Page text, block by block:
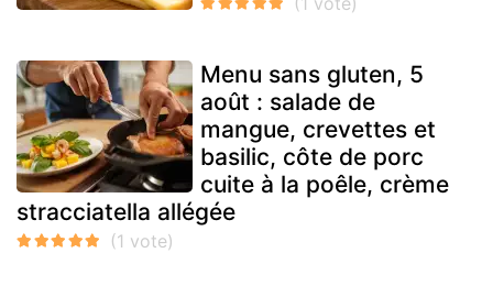
Menu sans gluten, 5
août : salade de
mangue, crevettes et
basilic, côte de porc
cuite à la poêle, crème
stracciatella allégée